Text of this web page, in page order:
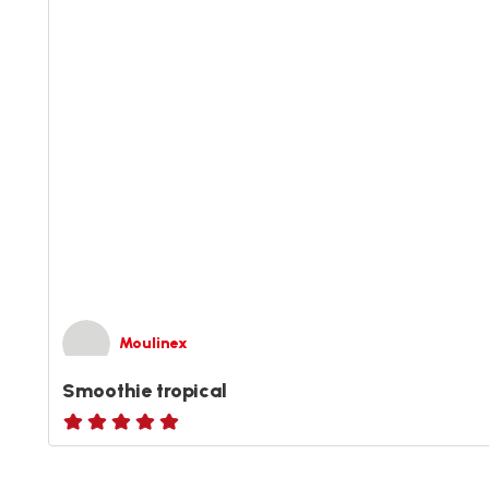
Moulinex
Smoothie tropical
ratings.NaN